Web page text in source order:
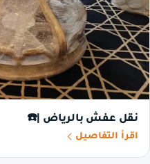
نقل عفش بالرياض |☎️
اقرأ التفاصيل